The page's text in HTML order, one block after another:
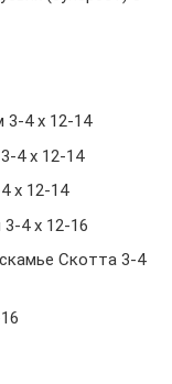
3-4 х 12-14
4 х 12-14
х 12-14
3-4 х 12-16
Скотта 3-4